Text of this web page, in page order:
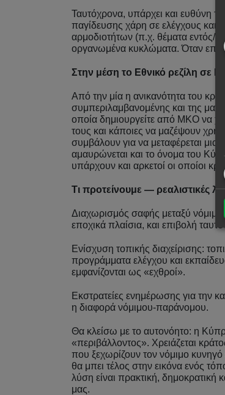
Ταυτόχρονα, υπάρχει και ευθύνη
παγίδευσης χάρη σε ελέγχους και
αρμοδιοτήτων (π.χ. θέματα εντός/
οργανωμένα κυκλώματα. Όταν
Στην μέση το Εθνικό ρεζίλη σε
Από την μία η ανικανότητα του
συμπεριλαμβανομένης και της
οποία δημιουργείτε από ΜΚΟ να
τους και κάποιες να μαζέψουν
συμβάλουν για να μεταφέρεται μια
αμαυρώνεται και το όνομα του
υπάρχουν και αρκετοί οι οποίοι
Τι προτείνουμε — ρεαλιστικές
Διαχωρισμός σαφής μεταξύ
εποχικά πλαίσια, και επιβολή
Ενίσχυση τοπικής διαχείρισης:
προγράμματα ελέγχου και
εμφανίζονται ως «εχθροί».
Εκστρατείες ενημέρωσης για την
η διαφορά νόμιμου-παράνομου.
Θα κλείσω με το αυτονόητο: η
«περιβάλλοντος». Χρειάζεται
που ξεχωρίζουν τον νόμιμο
θα μπει τέλος στην εικόνα ενός
λύση είναι πρακτική, δημοκρατική
μας.